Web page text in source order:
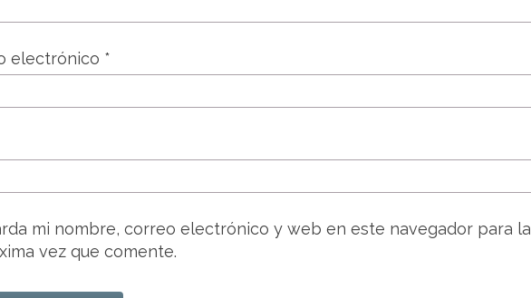
electrónico *
mi nombre, correo electrónico y web en este navegador para la
vez que comente.